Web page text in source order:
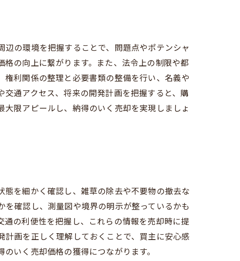
の環境を把握することで、問題点やポテンシャ
の向上に繋がります。また、法令上の制限や都
利関係の整理と必要書類の整備を行い、名義や
通アクセス、将来の開発計画を把握すると、購
限アピールし、納得のいく売却を実現しましょ
を細かく確認し、雑草の除去や不要物の撤去な
確認し、測量図や境界の明示が整っているかも
の利便性を把握し、これらの情報を売却時に提
画を正しく理解しておくことで、買主に安心感
いく売却価格の獲得につながります。